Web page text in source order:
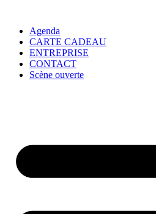
Agenda
CARTE CADEAU
ENTREPRISE
CONTACT
Scène ouverte